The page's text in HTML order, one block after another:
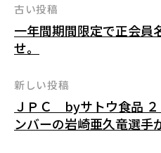
投
稿
ナ
ビ
ゲ
ー
古い投稿
一年間期間限定で正会員
せ。
新しい投稿
ＪＰＣ byサトウ食品 ２
ンバーの岩崎亜久竜選手